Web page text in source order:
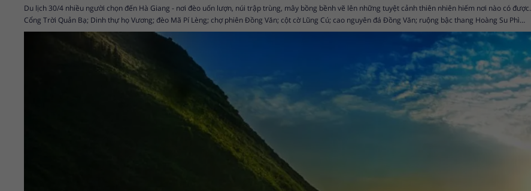
Du lịch 30/4 nhiều người chọn đến Hà Giang - nơi đèo uốn lượn, núi trập trùng, mây bồng bềnh vẽ lên những tuyệt cảnh thiên nhiên hiếm nơi nào có được.
Cổng Trời Quản Bạ; Dinh thự họ Vương; đèo Mã Pí Lèng; chợ phiên Đồng Văn; cột cờ Lũng Cú; cao nguyên đá Đồng Văn; ruộng bậc thang Hoàng Su Phì…